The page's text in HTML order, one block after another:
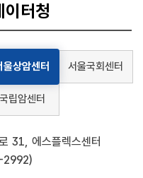
터청
울상암센터 서울국회센터
국립암센터
31, 에스플렉스센터
2992)